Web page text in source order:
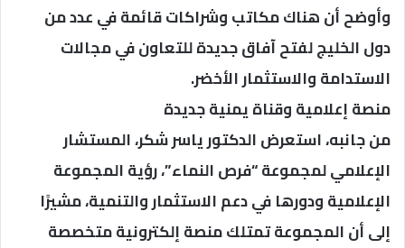
وأوضح أن هناك مكاتب وشراكات قائمة في عدد من
دول الخليج لفتح آفاق جديدة للتعاون في مجالات
الاستدامة والاستثمار الأخضر.
منصة إعلامية وقناة يمنية جديدة
من جانبه، استعرض الدكتور ياسر شكر، المستشار
الإعلامي لمجموعة “فرص النماء”، رؤية المجموعة
الإعلامية ودورها في دعم الاستثمار والتنمية، مشيرًا
إلى أن المجموعة تمتلك منصة إلكترونية متخصصة